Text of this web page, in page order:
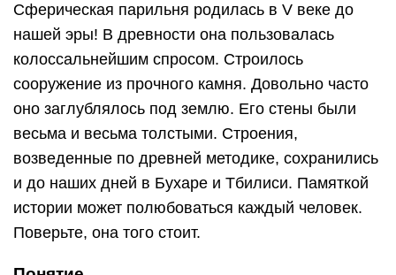
Сферическая парильня родилась в V веке до
нашей эры! В древности она пользовалась
колоссальнейшим спросом. Строилось
сооружение из прочного камня. Довольно часто
оно заглублялось под землю. Его стены были
весьма и весьма толстыми. Строения,
возведенные по древней методике, сохранились
и до наших дней в Бухаре и Тбилиси. Памяткой
истории может полюбоваться каждый человек.
Поверьте, она того стоит.